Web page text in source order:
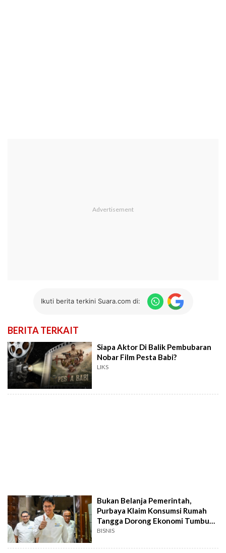
Ikuti berita terkini Suara.com di:
BERITA TERKAIT
Siapa Aktor Di Balik Pembubaran
Nobar Film Pesta Babi?
LIKS
Bukan Belanja Pemerintah,
Purbaya Klaim Konsumsi Rumah
Tangga Dorong Ekonomi Tumbuh
5,61%
BISNIS